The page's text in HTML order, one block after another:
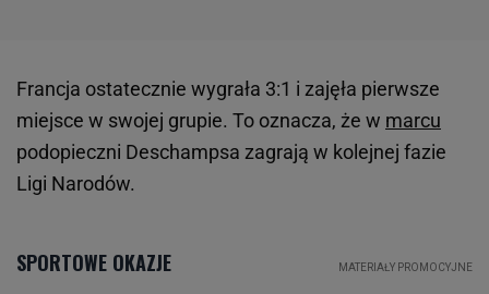
Francja ostatecznie wygrała 3:1 i zajęła pierwsze
miejsce w swojej grupie. To oznacza, że w marcu
podopieczni Deschampsa zagrają w kolejnej fazie
Ligi Narodów.